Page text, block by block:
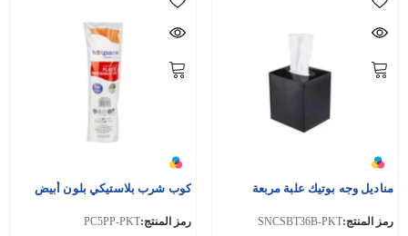
مناديل وجه بوتيك علبة مربعة
رمز المنتج:SNCSBT36B-PKT
كوب شرب بلاستيكي بلون أبيض
رمز المنتج:PC5PP-PKT